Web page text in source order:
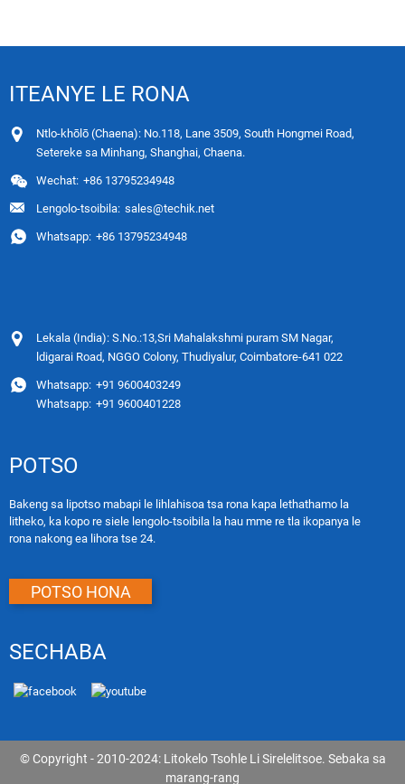
ITEANYE LE RONA
Ntlo-khōlō (Chaena): No.118, Lane 3509, South Hongmei Road,
Setereke sa Minhang, Shanghai, Chaena.
Wechat: +86 13795234948
Lengolo-tsoibila: sales@techik.net
Whatsapp: +86 13795234948
Lekala (India): S.No.:13,Sri Mahalakshmi puram SM Nagar,
ldigarai Road, NGGO Colony, Thudiyalur, Coimbatore-641 022
Whatsapp: +91 9600403249
Whatsapp: +91 9600401228
POTSO
Bakeng sa lipotso mabapi le lihlahisoa tsa rona kapa lethathamo la
litheko, ka kopo re siele lengolo-tsoibila la hau mme re tla ikopanya le
rona nakong ea lihora tse 24.
POTSO HONA
SECHABA
© Copyright - 2010-2024: Litokelo Tsohle Li Sirelelitsoe. Sebaka sa
marang-rang